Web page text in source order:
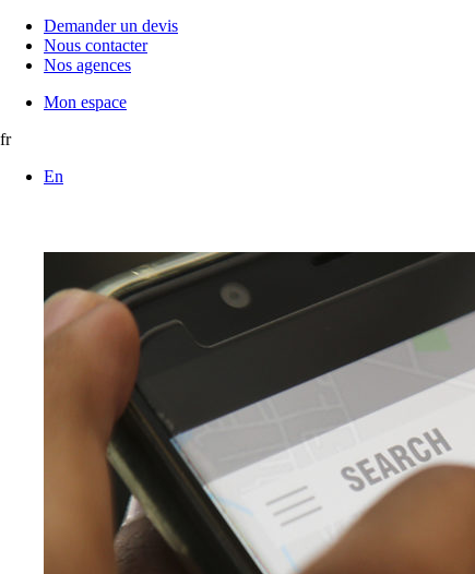
Demander un devis
Nous contacter
Nos agences
Mon espace
fr
En